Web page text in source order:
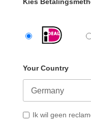
Kies
Your Country
Ik wil geen